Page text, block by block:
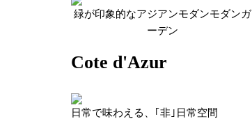
緑が印象的なアジアンモダンモダンガ
ーデン
Cote d'Azur
日常で味わえる、｢非｣日常空間